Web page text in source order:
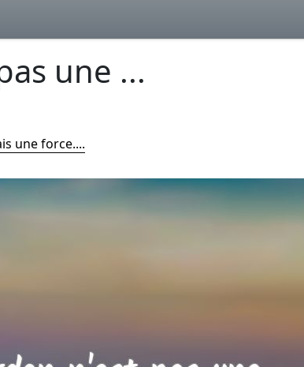
une ...
une force....